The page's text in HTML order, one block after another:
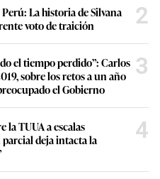
La historia de Silvana
voto de traición
2
el tiempo perdido”: Carlos
sobre los retos a un año
el Gobierno
3
la TUUA a escalas
deja intacta la
4